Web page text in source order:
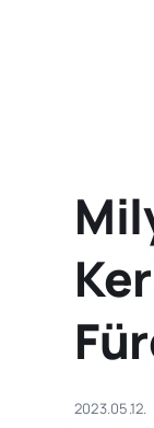
2023.05.12.